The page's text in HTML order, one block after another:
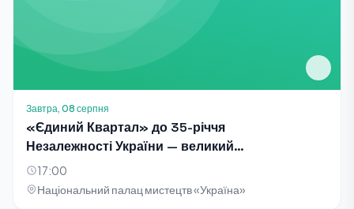
Завтра, 08 серпня
«Єдиний Квартал» до 35-річчя
Незалежності України — великий
благодійний концерт-телезйомка
17:00
Національний палац мистецтв «Україна»